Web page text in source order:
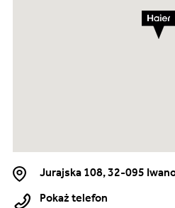
Jurajska 108, 32-095
Pokaż telefon